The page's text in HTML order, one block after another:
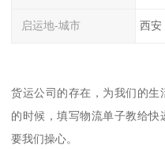
启运地-城市 西安
货运公司的存在，为我们的
的时候，填写物流单子教给
要我们操心。